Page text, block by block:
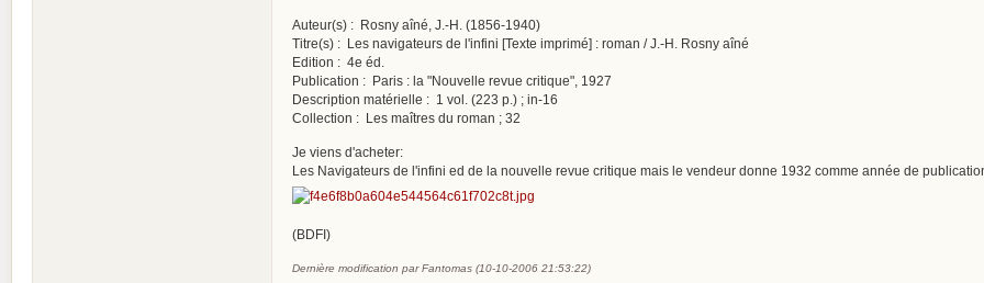
Auteur(s) : Rosny aîné, J.-H. (1856-1940)
Titre(s) : Les navigateurs de l'infini [Texte imprimé] : roman / J.-H. Rosny aîné
Edition : 4e éd.
Publication : Paris : la "Nouvelle revue critique", 1927
Description matérielle : 1 vol. (223 p.) ; in-16
Collection : Les maîtres du roman ; 32
Je viens d'acheter:
Les Navigateurs de l'infini ed de la nouvelle revue critique mais le vendeur donne 1932 comme année de
(BDFI)
Dernière modification par Fantomas (10-10-2006 21:53:22)